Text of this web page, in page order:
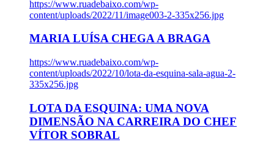
https://www.ruadebaixo.com/wp-
content/uploads/2022/11/image003-2-335x256.jpg
MARIA LUÍSA CHEGA A BRAGA
https://www.ruadebaixo.com/wp-
content/uploads/2022/10/lota-da-esquina-sala-agua-2-
335x256.jpg
LOTA DA ESQUINA: UMA NOVA
DIMENSÃO NA CARREIRA DO CHEF
VÍTOR SOBRAL